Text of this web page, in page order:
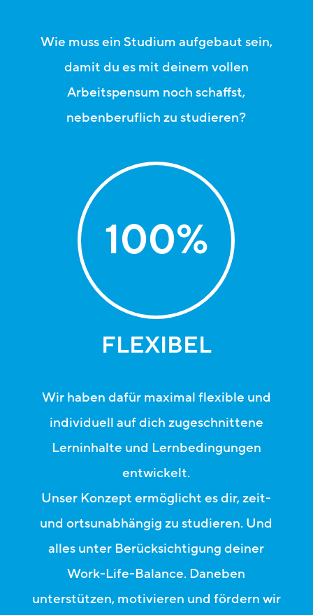
Wie muss ein Studium aufgebaut sein,
damit du es mit deinem vollen
Arbeitspensum noch schaffst,
nebenberuflich zu studieren?
100%
FLEXIBEL
Wir haben dafür maximal flexible und
individuell auf dich zugeschnittene
Lerninhalte und Lernbedingungen
entwickelt.
Unser Konzept ermöglicht es dir, zeit-
und ortsunabhängig zu studieren. Und
alles unter Berücksichtigung deiner
Work-Life-Balance. Daneben
unterstützen, motivieren und fördern wir